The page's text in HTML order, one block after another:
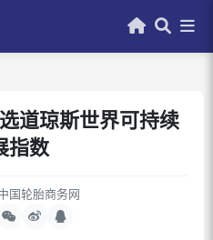
道琼斯世界可持续
指数
国轮胎商务网